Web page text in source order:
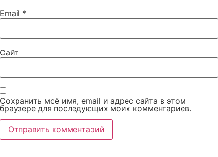
Email *
Сайт
Сохранить моё имя, email и адрес сайта в этом
браузере для последующих моих комментариев.